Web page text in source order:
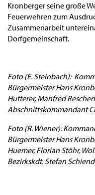
Kronberger seine große
Feuerwehren zum
Zusammenarbeit
Dorfgemeinschaft.
Foto (E. Steinbach):
Bürgermeister Hans
Hutterer, Manfred
Abschnittskommandant
Foto (R. Wiener):
Bürgermeister Hans
Huemer, Florian Stöhr,
Bezirkskdt. Stefan